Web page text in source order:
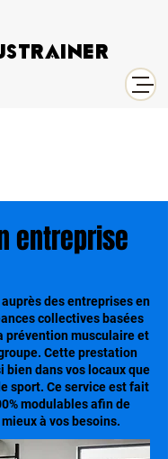
entreprise
des entreprises en
collectives basées
prévention musculaire et
Cette prestation
bien dans vos locaux que
sport. Ce service est fait
modulables afin de
à vos besoins.